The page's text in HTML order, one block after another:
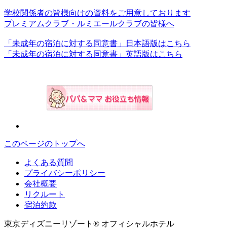
学校関係者の皆様向けの資料をご用意しております
プレミアムクラブ・ルミエールクラブの皆様へ
「未成年の宿泊に対する同意書」日本語版はこちら
「未成年の宿泊に対する同意書」英語版はこちら
このページのトップへ
よくある質問
プライバシーポリシー
会社概要
リクルート
宿泊約款
東京ディズニーリゾート® オフィシャルホテル